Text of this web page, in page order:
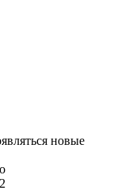
новые